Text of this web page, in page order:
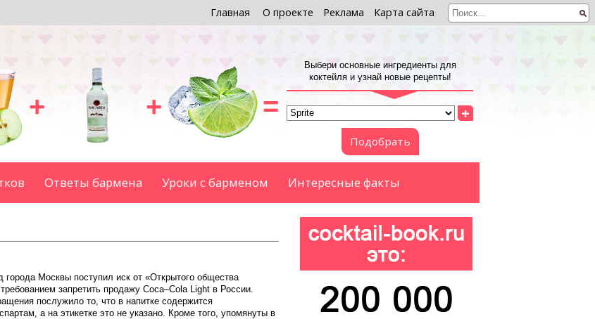
Главная О проекте Реклама Карта сайта
+ + =
Выбери основные ингредиенты для
коктейля и узнай новые рецепты!
+
Подобрать
Ответы бармена Уроки с барменом Интересные факты
города Москвы поступил иск от «Открытого общества
запретить продажу Coca–Cola Light в России.
послужило то, что в напитке содержится
а на этикетке это не указано. Кроме того, упомянуты в